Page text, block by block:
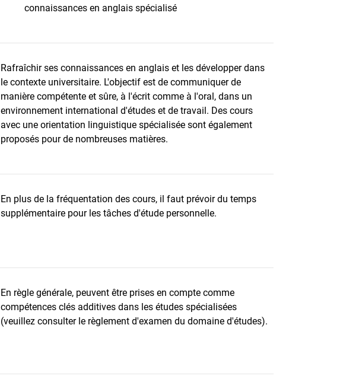
connaissances en anglais spécialisé
Rafraîchir ses connaissances en anglais et les développer dans
le contexte universitaire. L'objectif est de communiquer de
manière compétente et sûre, à l'écrit comme à l'oral, dans un
environnement international d'études et de travail. Des cours
avec une orientation linguistique spécialisée sont également
proposés pour de nombreuses matières.
En plus de la fréquentation des cours, il faut prévoir du temps
supplémentaire pour les tâches d'étude personnelle.
En règle générale, peuvent être prises en compte comme
compétences clés additives dans les études spécialisées
(veuillez consulter le règlement d'examen du domaine d'études).